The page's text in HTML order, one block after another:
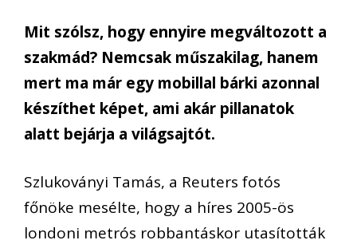
Mit szólsz, hogy ennyire megváltozott a
szakmád? Nemcsak műszakilag, hanem
mert ma már egy mobillal bárki azonnal
készíthet képet, ami akár pillanatok
alatt bejárja a világsajtót.
Szlukoványi Tamás, a Reuters fotós
főnöke mesélte, hogy a híres 2005-ös
londoni metrós robbantáskor utasították